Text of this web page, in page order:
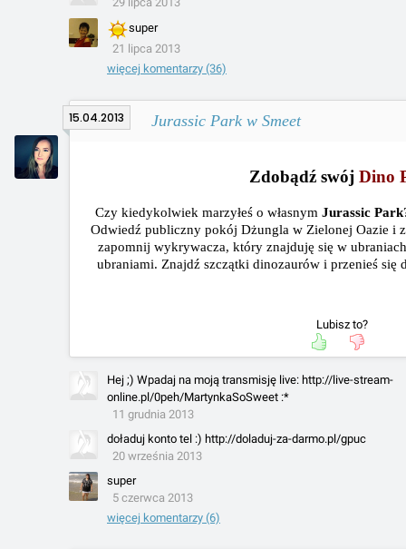
super
21 lipca 2013
więcej komentarzy (36)
15.04.2013 Jurassic Park w Smeet
Zdobądź swój Dino
Czy kiedykolwiek marzyłeś o własnym Jurassic
Odwiedź publiczny pokój Dżungla w Zielonej Oazie i
zapomnij wykrywacza, który znajduję się w
ubraniami. Znajdź szczątki dinozaurów i przenieś się
Lubisz to?
Hej ;) Wpadaj na moją transmisję live: http://live-stream-
online.pl/0peh/MartynkaSoSweet :*
11 grudnia 2013
doładuj konto tel :) http://doladuj-za-darmo.pl/gpuc
20 września 2013
super
5 czerwca 2013
więcej komentarzy (6)